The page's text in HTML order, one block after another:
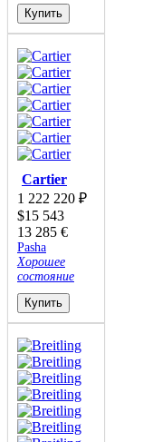
Купить
Cartier
1 222 220 ₽
$15 543
13 285 €
Pasha
Хорошее
состояние
Купить